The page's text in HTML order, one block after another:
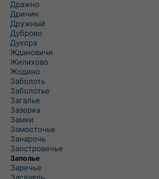
Дражно
Дричин
Дружный
Дуброво
Дукора
Ждановичи
Жилихово
Жодино
Заболоть
Заболотье
Загалье
Зазерка
Замки
Замосточье
Занарочь
Заостровечье
Заполье
Заречье